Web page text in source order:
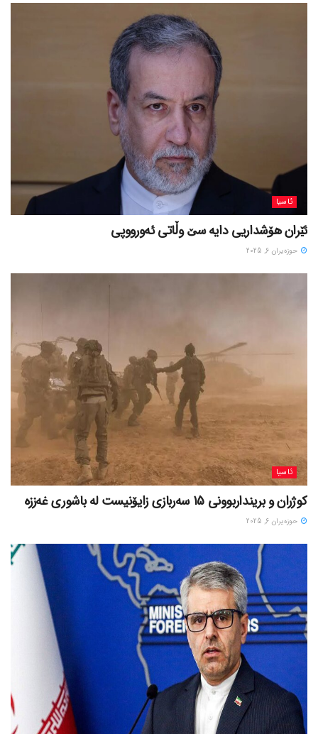
ئاسیا
ئێران هۆشداریی دایە سێ وڵاتی ئەورووپی
حوزه‌یران 6, 2025
ئاسیا
کوژران و برینداربوونی 15 سەربازی زایۆنیست لە باشوری غەززە
حوزه‌یران 6, 2025